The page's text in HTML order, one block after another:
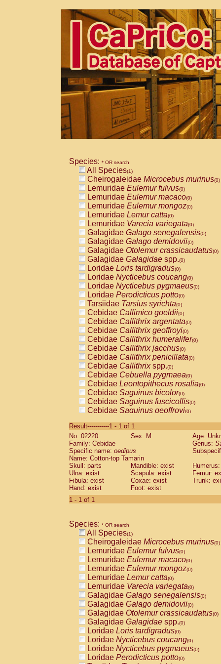
Species: * OR search
All Species(1)
Cheirogaleidae Microcebus murinus(0)
Lemuridae Eulemur fulvus(0)
Lemuridae Eulemur macaco(0)
Lemuridae Eulemur mongoz(0)
Lemuridae Lemur catta(0)
Lemuridae Varecia variegata(0)
Galagidae Galago senegalensis(0)
Galagidae Galago demidovii(0)
Galagidae Otolemur crassicaudatus(0)
Galagidae Galagidae spp.(0)
Loridae Loris tardigradus(0)
Loridae Nycticebus coucang(0)
Loridae Nycticebus pygmaeus(0)
Loridae Perodicticus potto(0)
Tarsiidae Tarsius syrichta(0)
Cebidae Callimico goeldii(0)
Cebidae Callithrix argentata(0)
Cebidae Callithrix geoffroyi(0)
Cebidae Callithrix humeralifer(0)
Cebidae Callithrix jacchus(0)
Cebidae Callithrix penicillata(0)
Cebidae Callithrixspp.(0)
Cebidae Cebuella pygmaea(0)
Cebidae Leontopithecus rosalia(0)
Cebidae Saguinus bicolor(0)
Cebidae Saguinus fuscicollis(0)
Cebidae Saguinus geoffroyi(0)
CebidaeSaguinus labiatus(0)
Cebidae Saguinus leucopus (0)
Cebidae
CebidaeSaguinus mystax
Cebidae Saguinus nigricollis (0)
Cebidae Saguinus oedipus
Cebidae Saguinus weddelli
Cebidae Saguinusspp.
Cebidae
CebidaeCebus capucinus
CebidaeCebus nigrivittatus
CebidaeCebus spp.(0)
CebidaeSaimiri boliviensis(0)
CebidaeSaimiri sciureus(0)
AtelidaeAlouatta caraya(0)
AtelidaeAlouatta fusca(0)
AtelidaeAlouatta seniculus(0)
AtelidaeAlouattaspp.(0)
AtelidaeAteles belzebuth(0)
AtelidaeAteles geoffroyi(0)
AtelidaeAteles paniscus(0)
AtelidaeAtelesspp.(0)
AtelidaeLagothrix lagothricha(0)
AtelidaeLagothrix lagothricha cana
PitheciidaeCacajao calvus
Result-----------1 - 1 of 1
No: 02220
Sex: M
Age:
Family: Cebidae
Genus:
Specific name: oedipus
Name: Cotton-top Tamarin
Skull: parts
Mandible: exist
Ulna: exist
Scapula: exist
Femur:
Fibula: exist
Coxae: exist
Trunk:
Hand: exist
Foot: exist
1 - 1 of 1
Species: * OR search
All Species(1)
Cheirogaleidae Microcebus murinus(0)
Lemuridae Eulemur fulvus(0)
Lemuridae Eulemur macaco(0)
Lemuridae Eulemur mongoz(0)
Lemuridae Lemur catta(0)
Lemuridae Varecia variegata(0)
Galagidae Galago senegalensis(0)
Galagidae Galago demidovii(0)
Galagidae Otolemur crassicaudatus(0)
Galagidae Galagidae spp.(0)
Loridae Loris tardigradus(0)
Loridae Nycticebus coucang(0)
Loridae Nycticebus pygmaeus(0)
Loridae Perodicticus potto(0)